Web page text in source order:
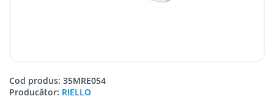
Cod produs: 35MRE054
Producător: RIELLO